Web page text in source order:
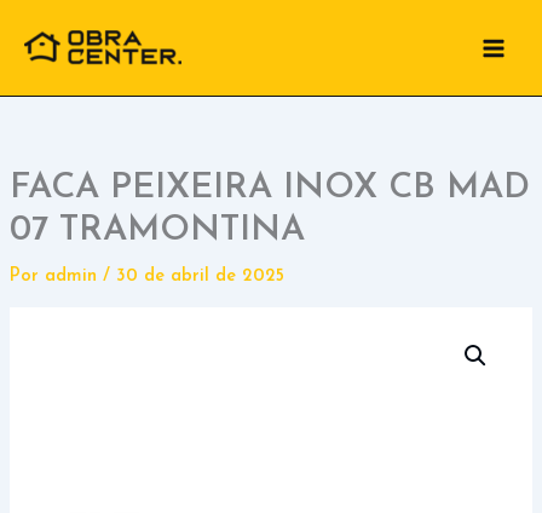
para
conteúdo
FACA PEIXEIRA INOX CB MAD
07 TRAMONTINA
Por admin / 30 de abril de 2025